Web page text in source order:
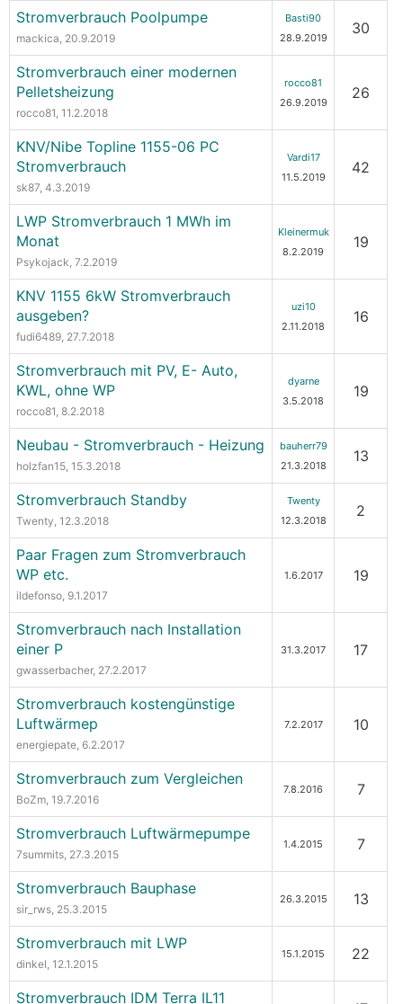
Stromverbrauch Poolpumpe
mackica, 20.9.2019
Basti90
28.9.2019
30
Stromverbrauch einer modernen
Pelletsheizung
rocco81, 11.2.2018
rocco81
26.9.2019
26
KNV/Nibe Topline 1155-06 PC
Stromverbrauch
sk87, 4.3.2019
Vardi17
11.5.2019
42
LWP Stromverbrauch 1 MWh im
Monat
Psykojack, 7.2.2019
Kleinermuk
8.2.2019
19
KNV 1155 6kW Stromverbrauch
ausgeben?
fudi6489, 27.7.2018
uzi10
2.11.2018
16
Stromverbrauch mit PV, E- Auto,
KWL, ohne WP
rocco81, 8.2.2018
dyarne
3.5.2018
19
Neubau - Stromverbrauch - Heizung
holzfan15, 15.3.2018
bauherr79
21.3.2018
13
Stromverbrauch Standby
Twenty, 12.3.2018
Twenty
12.3.2018
2
Paar Fragen zum Stromverbrauch
WP etc.
ildefonso, 9.1.2017
1.6.2017 19
Stromverbrauch nach Installation
einer P
gwasserbacher, 27.2.2017
31.3.2017 17
Stromverbrauch kostengünstige
Luftwärmep
energiepate, 6.2.2017
7.2.2017 10
Stromverbrauch zum Vergleichen
BoZm, 19.7.2016
7.8.2016 7
Stromverbrauch Luftwärmepumpe
7summits, 27.3.2015
1.4.2015 7
Stromverbrauch Bauphase
sir_rws, 25.3.2015
26.3.2015 13
Stromverbrauch mit LWP
dinkel, 12.1.2015
15.1.2015 22
Stromverbrauch IDM Terra IL11